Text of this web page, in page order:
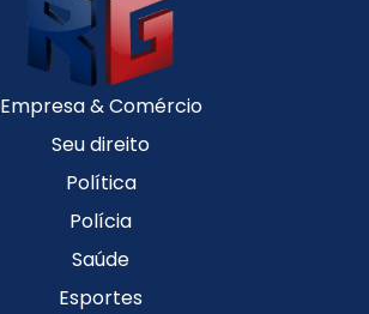
Empresa & Comércio
Seu direito
Política
Polícia
Saúde
Esportes